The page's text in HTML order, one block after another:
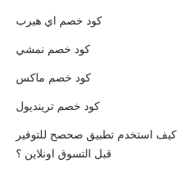
كود خصم اي هيرب
كود خصم نمشي
كود خصم ماكس
كود خصم ترينديول
كيف استخدم تطبيق صحصح للتوفير
قبل التسوق اونلاين ؟